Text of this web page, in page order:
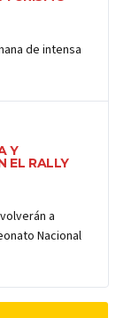
de intensa
Y
EL RALLY
a
Nacional